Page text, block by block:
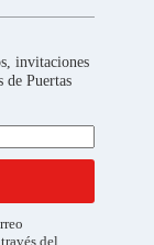
invitaciones
de Puertas
del